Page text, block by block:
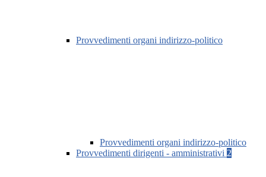
Provvedimenti organi indirizzo-politico
Provvedimenti organi indirizzo-politico
Provvedimenti dirigenti - amministrativi 2